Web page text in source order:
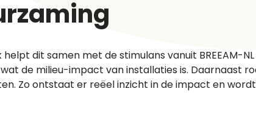
dit samen met de stimulans vanuit BREEAM-
de milieu-impact van installaties is. Daarnaast
Zo ontstaat er reëel inzicht in de impact en